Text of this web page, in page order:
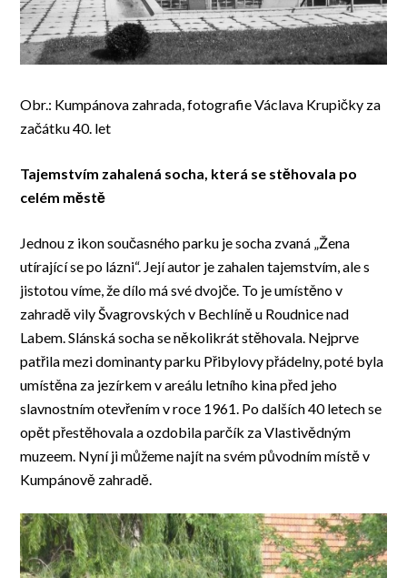
Obr.: Kumpánova zahrada, fotografie Václava Krupičky za
začátku 40. let
Tajemstvím zahalená socha, která se stěhovala po
celém městě
Jednou z ikon současného parku je socha zvaná „Žena
utírající se po lázni“. Její autor je zahalen tajemstvím, ale s
jistotou víme, že dílo má své dvojče. To je umístěno v
zahradě vily Švagrovských v Bechlíně u Roudnice nad
Labem. Slánská socha se několikrát stěhovala. Nejprve
patřila mezi dominanty parku Přibylovy přádelny, poté byla
umístěna za jezírkem v areálu letního kina před jeho
slavnostním otevřením v roce 1961. Po dalších 40 letech se
opět přestěhovala a ozdobila parčík za Vlastivědným
muzeem. Nyní ji můžeme najít na svém původním místě v
Kumpánově zahradě.